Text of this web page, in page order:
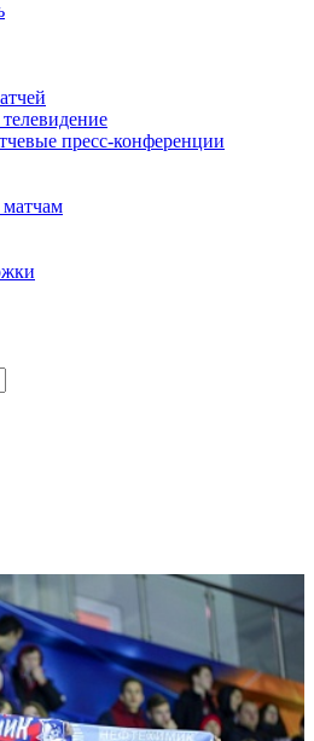
пресс-конференции